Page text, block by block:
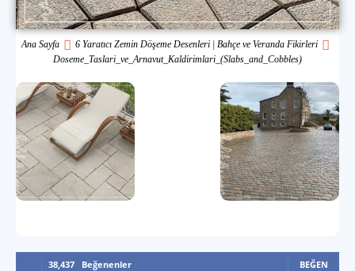
Ana Sayfa
6 Yaratıcı Zemin Döşeme Desenleri | Bahçe ve Veranda Fikirleri
Doseme_Taslari_ve_Arnavut_Kaldirimlari_(Slabs_and_Cobbles)
38,437 Beğenenler BEĞEN